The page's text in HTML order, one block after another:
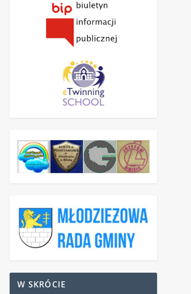
W SKRÓCIE